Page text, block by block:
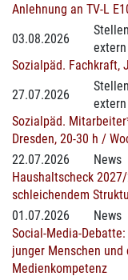
Anlehnung an TV-L
03.08.2026
extern
Sozialpäd. Fachkraft,
27.07.2026
extern
Sozialpäd.
Dresden, 20-30 h /
22.07.2026
News
Haushaltscheck
schleichendem
01.07.2026
News
Social-Media-
junger Menschen
Medienkompetenz